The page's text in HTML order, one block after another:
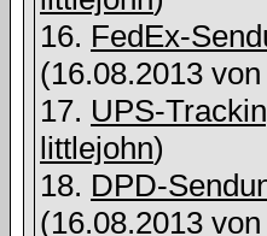
16. FedEx-
(16.08.2013 von
17. UPS-
littlejohn)
18. DPD-
(16.08.2013 von